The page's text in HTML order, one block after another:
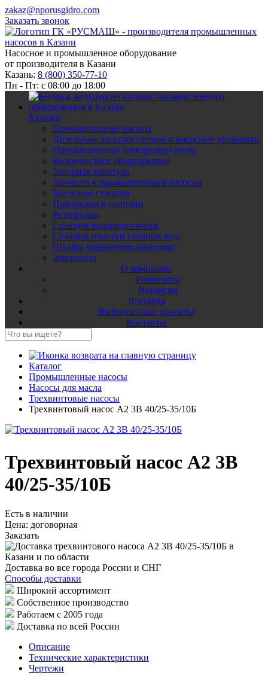
zakaz@nporusgidro.com
Заказать звонок
Насосное и промышленное оборудование
от производителя в Казани
Казань: 8 (800) 350-77-10
Пн - Пт: с 08:00 до 18:00
Каталог
Промышленные насосы
Дизельные электростанции и насосные установки
Промышленные электродвигатели
Водоочистное оборудование
Запорная арматура
Запчасти к промышленным насосам
Насосные станции
Продукция в наличии
Резервуары
Станции водоподготовки
Станции очистки сточных вод
Шкафы управления насосами
Землесосы
О компании
Реквизиты
Вакансии
Доставка
Выполненные проекты
Контакты
Каталог
Промышленные насосы
Насосы для масла
Трехвинтовые насосы
Трехвинтовый насос А2 3В 40/25-35/10Б
Трехвинтовый насос А2 3В
40/25-35/10Б
Есть в наличии
Цена: договорная
Заказать
Доставка во все города России и СНГ
Способы доставки
Широкий ассортимент
Собственное производство
Работаем с 2005 года
Доставка по всей России
Описание
Технические характеристики
Чертежи